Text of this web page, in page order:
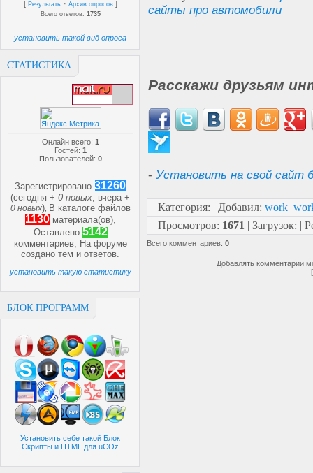
[ Результаты · Архив опросов ]
Всего ответов: 1735
установить такой вид опроса
СТАТИСТИКА
Онлайн всего: 1
Гостей: 1
Пользователей: 0
Зарегистрировано 31260
(сегодня +0 новых, вчера +
0 новых) В каталоге файлов
1130 материала(ов),
Оставлено 5142
комментариев, На форуме
созданотем иответов.
установить такую статистику
БЛОК ПРОГРАММ
Установить себе такой Блок
Скрипты и HTML для uCOz
сайты про автомобили
Расскажи друзьям
- Установить на свой сайт
Категория: | Добавил:
Просмотров: 1671 | Загрузок: |
Всего комментариев: 0
Добавлять комментарии